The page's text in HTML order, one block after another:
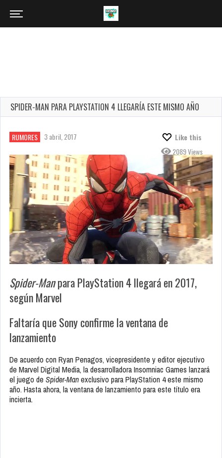
SPIDER-MAN PARA PLAYSTATION 4 LLEGARÍA ESTE MISMO AÑO
RUMORES 3 abril, 2017
Like this
2089 Views
Spider-Manpara PlayStation 4 llegará en 2017,
según Marvel
Faltaría que Sony confirme la ventana de
lanzamiento
De acuerdo con Ryan Penagos, vicepresidente y editor ejecutivo
de Marvel Digital Media, la desarrolladora Insomniac Games lanzará
el juego de Spider-Manexclusivo para PlayStation 4 este mismo
año. Hasta ahora, la ventana de lanzamiento para este título era
incierta.